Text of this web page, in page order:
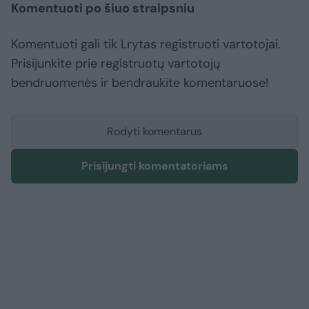
Komentuoti po šiuo straipsniu
Komentuoti gali tik Lrytas registruoti vartotojai.
Prisijunkite prie registruotų vartotojų
bendruomenės ir bendraukite komentaruose!
Rodyti komentarus
Prisijungti komentatoriams